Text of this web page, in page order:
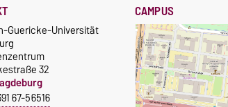
Guericke-Universität
32
67-56516
CAMPUS